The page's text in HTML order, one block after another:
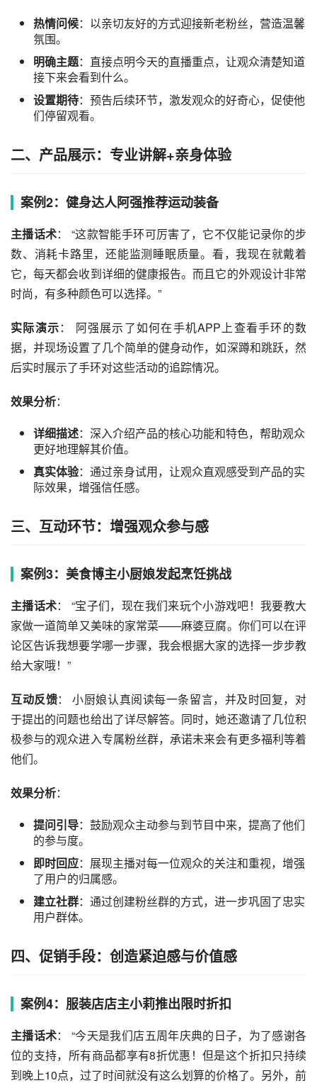
热情问候：以亲切友好的方式迎接新老粉丝，营造温馨
氛围。
明确主题：直接点明今天的直播重点，让观众清楚知道
接下来会看到什么。
设置期待：预告后续环节，激发观众的好奇心，促使他
们停留观看。
二、产品展示：专业讲解+亲身体验
案例2：健身达人阿强推荐运动装备
主播话术： “这款智能手环可厉害了，它不仅能记录你的步
数、消耗卡路里，还能监测睡眠质量。看，我现在就戴着
它，每天都会收到详细的健康报告。而且它的外观设计非常
时尚，有多种颜色可以选择。”
实际演示： 阿强展示了如何在手机APP上查看手环的数
据，并现场设置了几个简单的健身动作，如深蹲和跳跃，然
后实时展示了手环对这些活动的追踪情况。
效果分析：
详细描述：深入介绍产品的核心功能和特色，帮助观众
更好地理解其价值。
真实体验：通过亲身试用，让观众直观感受到产品的实
际效果，增强信任感。
三、互动环节：增强观众参与感
案例3：美食博主小厨娘发起烹饪挑战
主播话术： “宝子们，现在我们来玩个小游戏吧！我要教大
家做一道简单又美味的家常菜——麻婆豆腐。你们可以在评
论区告诉我想要学哪一步骤，我会根据大家的选择一步步教
给大家哦！”
互动反馈： 小厨娘认真阅读每一条留言，并及时回复，对
于提出的问题也给出了详尽解答。同时，她还邀请了几位积
极参与的观众进入专属粉丝群，承诺未来会有更多福利等着
他们。
效果分析：
提问引导：鼓励观众主动参与到节目中来，提高了他们
的参与度。
即时回应：展现主播对每一位观众的关注和重视，增强
了用户的归属感。
建立社群：通过创建粉丝群的方式，进一步巩固了忠实
用户群体。
四、促销手段：创造紧迫感与价值感
案例4：服装店店主小莉推出限时折扣
主播话术： “今天是我们店五周年庆典的日子，为了感谢各
位的支持，所有商品都享有8折优惠！但是这个折扣只持续
到晚上10点，过了时间就没有这么划算的价格了。另外，前